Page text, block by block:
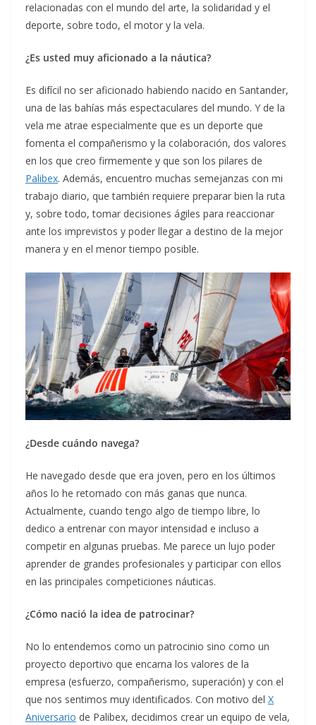
relacionadas con el mundo del arte, la solidaridad y el
deporte, sobre todo, el motor y la vela.
¿Es usted muy aficionado a la náutica?
Es difícil no ser aficionado habiendo nacido en Santander,
una de las bahías más espectaculares del mundo. Y de la
vela me atrae especialmente que es un deporte que
fomenta el compañerismo y la colaboración, dos valores
en los que creo firmemente y que son los pilares de
Palibex. Además, encuentro muchas semejanzas con mi
trabajo diario, que también requiere preparar bien la ruta
y, sobre todo, tomar decisiones ágiles para reaccionar
ante los imprevistos y poder llegar a destino de la mejor
manera y en el menor tiempo posible.
¿Desde cuándo navega?
He navegado desde que era joven, pero en los últimos
años lo he retomado con más ganas que nunca.
Actualmente, cuando tengo algo de tiempo libre, lo
dedico a entrenar con mayor intensidad e incluso a
competir en algunas pruebas. Me parece un lujo poder
aprender de grandes profesionales y participar con ellos
en las principales competiciones náuticas.
¿Cómo nació la idea de patrocinar?
No lo entendemos como un patrocinio sino como un
proyecto deportivo que encarna los valores de la
empresa (esfuerzo, compañerismo, superación) y con el
que nos sentimos muy identificados. Con motivo del X
Aniversario de Palibex, decidimos crear un equipo de vela,